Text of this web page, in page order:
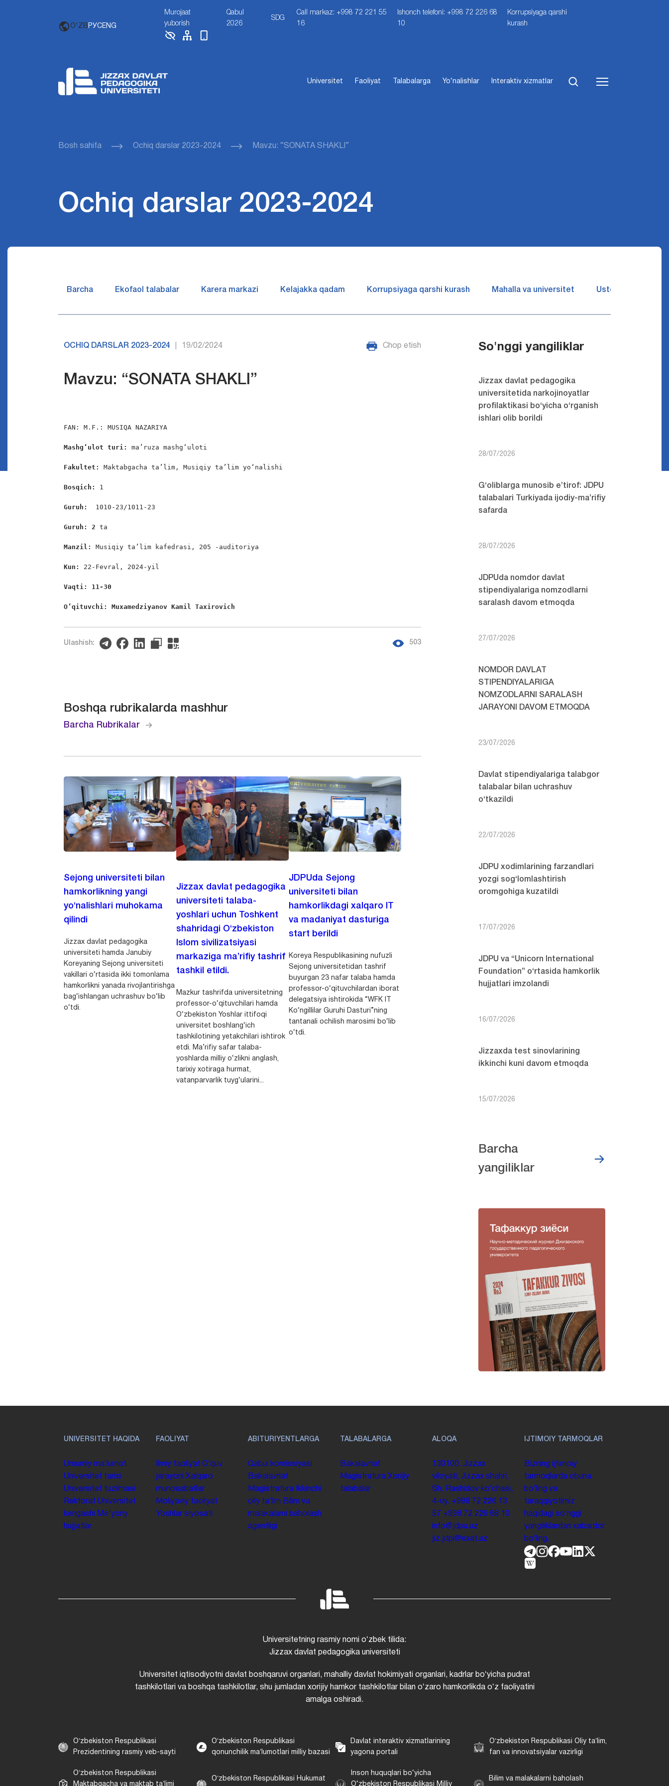
O'ZB РУСENG
Murojaat
yuborish
Qabul
2026
SDG
Call markaz: +998 72 221 55
16
Ishonch telefoni: +998 72 226 68
10
Korrupsiyaga qarshi
kurash
Universitet Faoliyat Talabalarga Yo‘nalishlar Interaktiv xizmatlar
Bosh sahifa Ochiq darslar 2023-2024 Mavzu: “SONATA SHAKLI”
Ochiq darslar 2023-2024
Barcha Ekofaol talabalar Karera markazi Kelajakka qadam Korrupsiyaga qarshi kurash Mahalla va universitet Ustozlar suhbatin
OCHIQ DARSLAR 2023-2024 19/02/2024 Chop etish
Mavzu: “SONATA SHAKLI”
FAN: M.F.: MUSIQA NAZARIYA
Mashg‘ulot turi: ma’ruza mashg‘uloti
Fakultet: Maktabgacha ta’lim, Musiqiy ta’lim yo‘nalishi
Bosqich: 1
Guruh: 1010-23/1011-23
Guruh: 2 ta
Manzil: Musiqiy ta’lim kafedrasi, 205 -auditoriya
Kun: 22-Fevral, 2024-yil
Vaqti: 11-30
O’qituvchi: Muxamedziyanov Kamil Taxirovich
Ulashish: 503
Boshqa rubrikalarda mashhur
Barcha Rubrikalar
Sejong universiteti bilan
hamkorlikning yangi
yo‘nalishlari muhokama
qilindi
Jizzax davlat pedagogika
universiteti hamda Janubiy
Koreyaning Sejong universiteti
vakillari o‘rtasida ikki tomonlama
hamkorlikni yanada rivojlantirishga
bag‘ishlangan uchrashuv bo‘lib
o‘tdi.
Jizzax davlat pedagogika
universiteti talaba-
yoshlari uchun Toshkent
shahridagi O‘zbekiston
Islom sivilizatsiyasi
markaziga ma’rifiy tashrif
tashkil etildi.
Mazkur tashrifda universitetning
professor-o‘qituvchilari hamda
O‘zbekiston Yoshlar ittifoqi
universitet boshlang‘ich
tashkilotining yetakchilari ishtirok
etdi. Ma’rifiy safar talaba-
yoshlarda milliy o‘zlikni anglash,
tarixiy xotiraga hurmat,
vatanparvarlik tuyg‘ularini...
JDPUda Sejong
universiteti bilan
hamkorlikdagi xalqaro IT
va madaniyat dasturiga
start berildi
Koreya Respublikasining nufuzli
Sejong universitetidan tashrif
buyurgan 23 nafar talaba hamda
professor-o‘qituvchilardan iborat
delegatsiya ishtirokida “WFK IT
Ko‘ngillilar Guruhi Dasturi”ning
tantanali ochilish marosimi bo‘lib
o‘tdi.
So'nggi yangiliklar
Jizzax davlat pedagogika
universitetida narkojinoyatlar
profilaktikasi bo‘yicha o‘rganish
ishlari olib borildi
28/07/2026
G‘oliblarga munosib e’tirof: JDPU
talabalari Turkiyada ijodiy-ma’rifiy
safarda
28/07/2026
JDPUda nomdor davlat
stipendiyalariga nomzodlarni
saralash davom etmoqda
27/07/2026
NOMDOR DAVLAT
STIPENDIYALARIGA
NOMZODLARNI SARALASH
JARAYONI DAVOM ETMOQDA
23/07/2026
Davlat stipendiyalariga talabgor
talabalar bilan uchrashuv
o‘tkazildi
22/07/2026
JDPU xodimlarining farzandlari
yozgi sog‘lomlashtirish
oromgohiga kuzatildi
17/07/2026
JDPU va “Unicorn International
Foundation” o‘rtasida hamkorlik
hujjatlari imzolandi
16/07/2026
Jizzaxda test sinovlarining
ikkinchi kuni davom etmoqda
15/07/2026
Barcha
yangiliklar
UNIVERSITET HAQIDA
Umumiy maʼlumot
Universitet tarixi
Universitet tuzilmasi
Rektorat Universitet
kengashi
Me'yoriy
hujjatlar
FAOLIYAT
Ilmiy faoliyat Oʻquv
jarayoni Xalqaro
munosabatlar
Moliyaviy faoliyat
Yoshlar siyosati
ABITURIYENTLARGA
Qabul komissiyasi
Bakalavriat
Magistratura
Ikkinchi
oliy taʼlim Bilim va
malakalarni baholash
agentligi
TALABALARGA
Bakalavriat
Magistratura Xorijiy
talabalar
ALOQA
130100. Jizzax
viloyati, Jizzax shahri,
Sh. Rashidov koʻchasi,
4-uy. +998 72 226 13
57 +998 72 226 68 10
info@jdpu.uz
jiz.jdpi@exat.uz
IJTIMOIY TARMOQLAR
Bizning ijtimoiy
tarmoqlarda obuna
boʻling va
taraqqiyotimiz
haqidagi soʻnggi
yangiliklardan xabardor
boʻling.
Universitetning rasmiy nomi oʻzbek tilida:
Jizzax davlat pedagogika universiteti
Universitet iqtisodiyotni davlat boshqaruvi organlari, mahalliy davlat hokimiyati organlari, kadrlar boʻyicha pudrat
tashkilotlari va boshqa tashkilotlar, shu jumladan xorijiy hamkor tashkilotlar bilan oʻzaro hamkorlikda oʻz faoliyatini
amalga oshiradi.
Oʻzbekiston Respublikasi
Prezidentining rasmiy veb-sayti
Oʻzbekiston Respublikasi
qonunchilik maʼlumotlari milliy bazasi
Davlat interaktiv xizmatlarining
yagona portali
Oʻzbekiston Respublikasi Oliy taʼlim,
fan va innovatsiyalar vazirligi
Oʻzbekiston Respublikasi
Maktabgacha va maktab taʼlimi
Oʻzbekiston Respublikasi Hukumat
Inson huquqlari bo‘yicha
O‘zbekiston Respublikasi Milliy
Bilim va malakalarni baholash